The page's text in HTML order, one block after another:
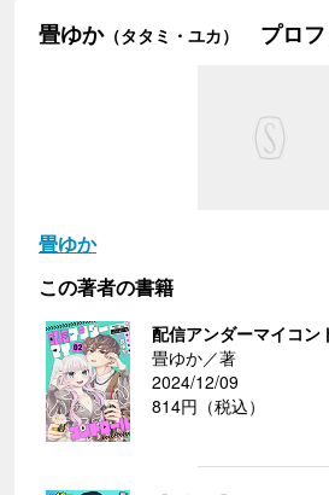
畳ゆか（タタミ・ユカ） プロ
畳ゆか
この著者の書籍
配信アンダーマイコ
畳ゆか／著
2024/12/09
814円（税込）